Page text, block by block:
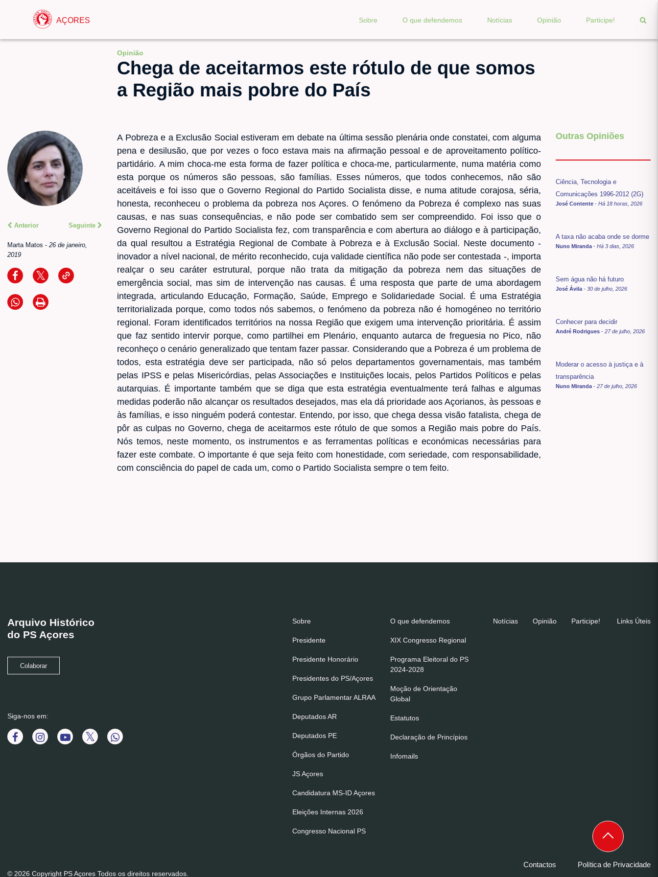
AÇORES Sobre O que defendemos Notícias Opinião Participe!
Opinião
Chega de aceitarmos este rótulo de que somos
a Região mais pobre do País
Anterior Seguinte
Marta Matos - 26 de janeiro,
2019
A Pobreza e a Exclusão Social estiveram em debate na última sessão plenária onde constatei, com alguma
pena e desilusão, que por vezes o foco estava mais na afirmação pessoal e de aproveitamento político-
partidário. A mim choca-me esta forma de fazer política e choca-me, particularmente, numa matéria como
esta porque os números são pessoas, são famílias. Esses números, que todos conhecemos, não são
aceitáveis e foi isso que o Governo Regional do Partido Socialista disse, e numa atitude corajosa, séria,
honesta, reconheceu o problema da pobreza nos Açores. O fenómeno da Pobreza é complexo nas suas
causas, e nas suas consequências, e não pode ser combatido sem ser compreendido. Foi isso que o
Governo Regional do Partido Socialista fez, com transparência e com abertura ao diálogo e à participação,
da qual resultou a Estratégia Regional de Combate à Pobreza e à Exclusão Social. Neste documento -
inovador a nível nacional, de mérito reconhecido, cuja validade científica não pode ser contestada -, importa
realçar o seu caráter estrutural, porque não trata da mitigação da pobreza nem das situações de
emergência social, mas sim de intervenção nas causas. É uma resposta que parte de uma abordagem
integrada, articulando Educação, Formação, Saúde, Emprego e Solidariedade Social. É uma Estratégia
territorializada porque, como todos nós sabemos, o fenómeno da pobreza não é homogéneo no território
regional. Foram identificados territórios na nossa Região que exigem uma intervenção prioritária. É assim
que faz sentido intervir porque, como partilhei em Plenário, enquanto autarca de freguesia no Pico, não
reconheço o cenário generalizado que tentam fazer passar. Considerando que a Pobreza é um problema de
todos, esta estratégia deve ser participada, não só pelos departamentos governamentais, mas também
pelas IPSS e pelas Misericórdias, pelas Associações e Instituições locais, pelos Partidos Políticos e pelas
autarquias. É importante também que se diga que esta estratégia eventualmente terá falhas e algumas
medidas poderão não alcançar os resultados desejados, mas ela dá prioridade aos Açorianos, às pessoas e
às famílias, e isso ninguém poderá contestar. Entendo, por isso, que chega dessa visão fatalista, chega de
pôr as culpas no Governo, chega de aceitarmos este rótulo de que somos a Região mais pobre do País.
Nós temos, neste momento, os instrumentos e as ferramentas políticas e económicas necessárias para
fazer este combate. O importante é que seja feito com honestidade, com seriedade, com responsabilidade,
com consciência do papel de cada um, como o Partido Socialista sempre o tem feito.
Outras Opiniões
Ciência, Tecnologia e
Comunicações 1996-2012 (2G)
José Contente - Há 18 horas, 2026
A taxa não acaba onde se dorme
Nuno Miranda - Há 3 dias, 2026
Sem água não há futuro
José Ávila - 30 de julho, 2026
Conhecer para decidir
André Rodrigues - 27 de julho, 2026
Moderar o acesso à justiça e à
transparência
Nuno Miranda - 27 de julho, 2026
Arquivo Histórico
do PS Açores
Colaborar
Siga-nos em:
Sobre
Presidente
Presidente Honorário
Presidentes do PS/Açores
Grupo Parlamentar ALRAA
Deputados AR
Deputados PE
Órgãos do Partido
JS Açores
Candidatura MS-ID Açores
Eleições Internas 2026
Congresso Nacional PS
O que defendemos
XIX Congresso Regional
Programa Eleitoral do PS
2024-2028
Moção de Orientação
Global
Estatutos
Declaração de Princípios
Infomails
Notícias Opinião Participe! Links Úteis
© 2026 Copyright PS Açores Todos os direitos reservados.
Contactos Política de Privacidade